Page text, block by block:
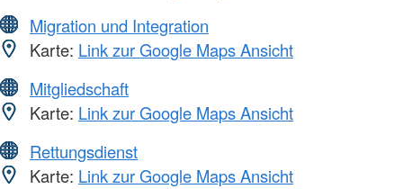
Migration und Integration
Karte: Link zur Google Maps Ansicht
Mitgliedschaft
Karte: Link zur Google Maps Ansicht
Rettungsdienst
Karte: Link zur Google Maps Ansicht